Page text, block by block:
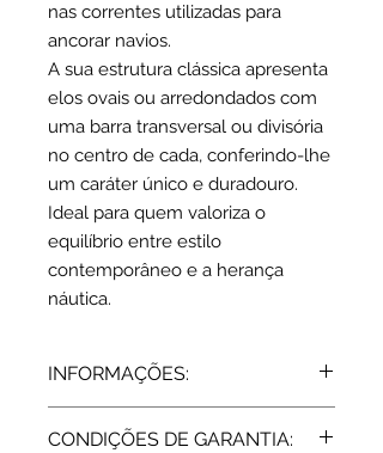
nas correntes utilizadas para
ancorar navios.
A sua estrutura clássica apresenta
elos ovais ou arredondados com
uma barra transversal ou divisória
no centro de cada, conferindo-lhe
um caráter único e duradouro.
Ideal para quem valoriza o
equilíbrio entre estilo
contemporâneo e a herança
náutica.
INFORMAÇÕES:
Dimensões: 10 x 8 mm
CONDIÇÕES DE GARANTIA: